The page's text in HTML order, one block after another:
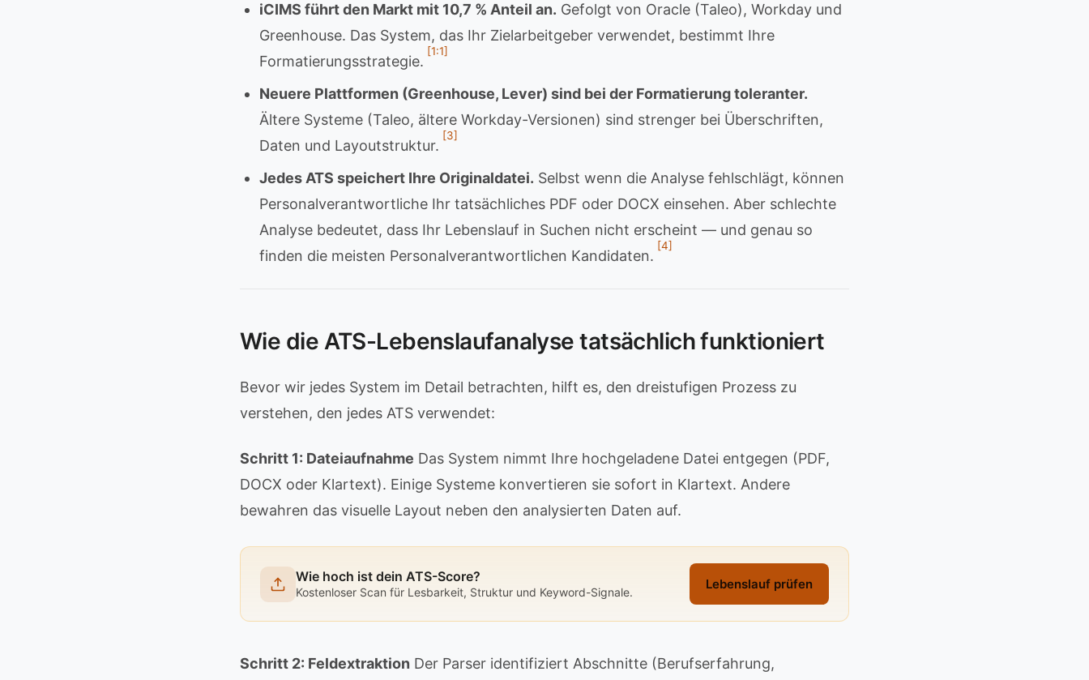
iCIMS führt den Markt mit 10,7 % Anteil an. Gefolgt von Oracle (Taleo), Workday und
Greenhouse. Das System, das Ihr Zielarbeitgeber verwendet, bestimmt Ihre
Formatierungsstrategie.
[1:1]
Neuere Plattformen (Greenhouse, Lever) sind bei der Formatierung toleranter.
Ältere Systeme (Taleo, ältere Workday-Versionen) sind strenger bei Überschriften,
Daten und Layoutstruktur.
[3]
Jedes ATS speichert Ihre Originaldatei. Selbst wenn die Analyse fehlschlägt, können
Personalverantwortliche Ihr tatsächliches PDF oder DOCX einsehen. Aber schlechte
Analyse bedeutet, dass Ihr Lebenslauf in Suchen nicht erscheint — und genau so
finden die meisten Personalverantwortlichen Kandidaten.
[4]
Wie die ATS-Lebenslaufanalyse tatsächlich funktioniert
Bevor wir jedes System im Detail betrachten, hilft es, den dreistufigen Prozess zu
verstehen, den jedes ATS verwendet:
Schritt 1: Dateiaufnahme Das System nimmt Ihre hochgeladene Datei entgegen (PDF,
DOCX oder Klartext). Einige Systeme konvertieren sie sofort in Klartext. Andere
bewahren das visuelle Layout neben den analysierten Daten auf.
Wie hoch ist dein ATS-Score?
Kostenloser Scan für Lesbarkeit, Struktur und Keyword-Signale.
Lebenslauf prüfen
Schritt 2: Feldextraktion Der Parser identifiziert Abschnitte (Berufserfahrung,